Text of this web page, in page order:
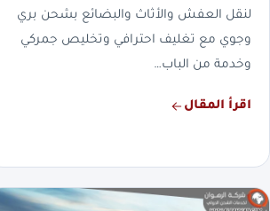
لنقل العفش والأثاث والبضائع بشحن بري
وجوي مع تغليف احترافي وتخليص جمركي
وخدمة من الباب…
اقرأ المقال